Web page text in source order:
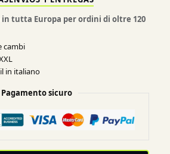
tutta Europa per ordini di oltre 120
cambi
in italiano
Pagamento sicuro